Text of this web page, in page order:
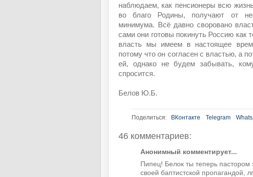
наблюдаем, как пенсионеры всю
во благо Родины, получают от
минимума. Всё давно своровано
сами они готовы покинуть Россию как
власть мы имеем в настоящее
потому что он согласен с властью, а
ей, однако не будем забывать,
спросится.
Белов Ю.Б.
Поделиться: ВКонтакте Telegram
46 комментариев:
Анонимный комментирует...
Пипец! Белок ты теперь
своей баптистской пропагандой,